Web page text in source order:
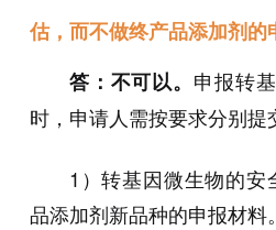
估，而不做终产品添加剂的
答：不可以。 申报转
时，申请人需按要求分别提
1）转基因微生物的安
品添加剂新品种的申报材料。